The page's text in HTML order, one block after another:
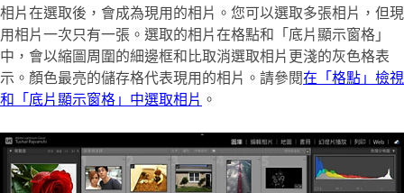
相片在選取後，會成為現用的相片。您可以選取多張相片，但現
用相片一次只有一張。選取的相片在格點和「底片顯示窗格」
中，會以縮圖周圍的細邊框和比取消選取相片更淺的灰色格表
示。顏色最亮的儲存格代表現用的相片。請參閱在「格點」檢視
和「底片顯示窗格」中選取相片 。